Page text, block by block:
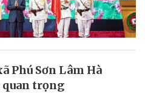
Phú Sơn Lâm Hà
quan trọng